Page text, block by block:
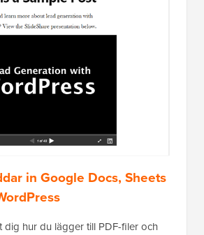
in Google Docs, Sheets
dig hur du lägger till PDF-filer och